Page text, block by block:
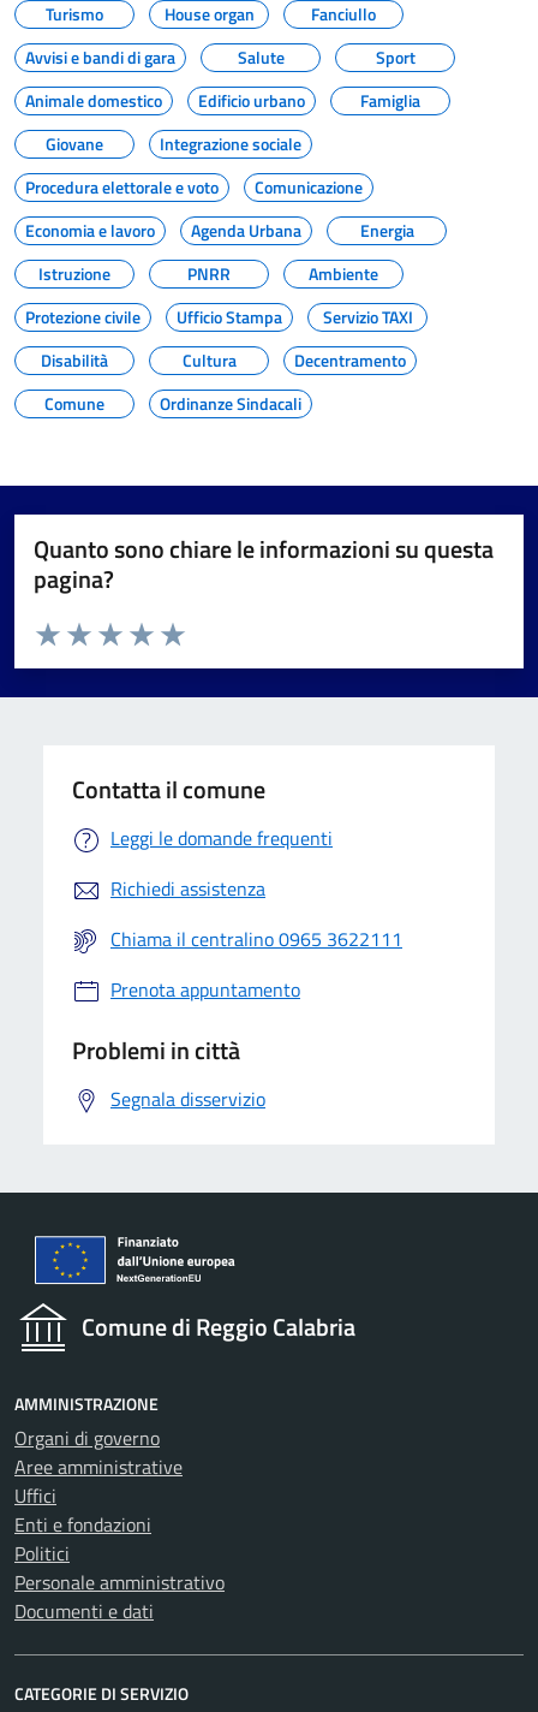
Turismo
House organ
Fanciullo
Avvisi e bandi di gara
Salute
Sport
Animale domestico
Edificio urbano
Famiglia
Giovane
Integrazione sociale
Procedura elettorale e voto
Comunicazione
Economia e lavoro
Agenda Urbana
Energia
Istruzione
PNRR
Ambiente
Protezione civile
Ufficio Stampa
Servizio TAXI
Disabilità
Cultura
Decentramento
Comune
Ordinanze Sindacali
Quanto sono chiare le informazioni su questa
pagina?
Valuta da 1 a 5 stelle la pagina
Valuta 5 stelle su 5
Valuta 4 stelle su 5
Valuta 3 stelle su 5
Valuta 2 stelle su 5
Valuta 1 stelle su 5
Contatta il comune
Leggi le domande frequenti
Richiedi assistenza
Chiama il centralino 0965 3622111
Prenota appuntamento
Problemi in città
Segnala disservizio
Comune di Reggio Calabria
AMMINISTRAZIONE
Organi di governo
Aree amministrative
Uffici
Enti e fondazioni
Politici
Personale amministrativo
Documenti e dati
CATEGORIE DI SERVIZIO